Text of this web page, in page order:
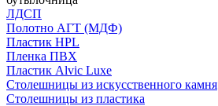
ЛДСП
Полотно АГТ (МДФ)
Пластик HPL
Пленка ПВХ
Пластик Alvic Luxe
Столешницы из искусственного камня
Столешницы из пластика